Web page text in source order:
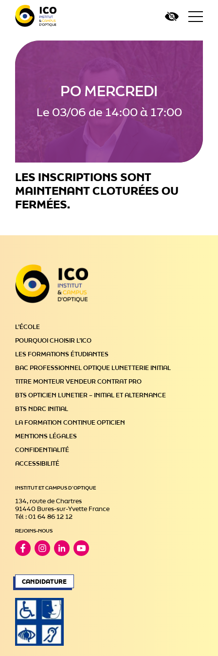
PO MERCREDI
le 03/06 de 14:00 à 17:00
LES INSCRIPTIONS SONT
MAINTENANT CLOTURÉES OU
FERMÉES.
L’ÉCOLE
POURQUOI CHOISIR L’ICO
LES FORMATIONS ÉTUDIANTES
BAC PROFESSIONNEL OPTIQUE LUNETTERIE INITIAL
TITRE MONTEUR VENDEUR CONTRAT PRO
BTS OPTICIEN LUNETIER – INITIAL ET ALTERNANCE
BTS NDRC INITIAL
LA FORMATION CONTINUE OPTICIEN
MENTIONS LÉGALES
CONFIDENTIALITÉ
ACCESSIBILITÉ
INSTITUT ET CAMPUS D’OPTIQUE
134, route de Chartres
91440 Bures-sur-Yvette France
Tél : 01 64 86 12 12
REJOINS-NOUS
CANDIDATURE